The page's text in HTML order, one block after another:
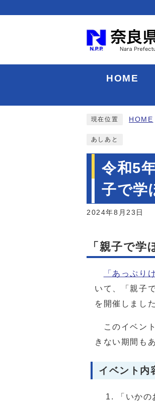
HOME
現在位置 HOME
あしあと
令和5
子で学
2024年8月23日
「親子で学
「あっぷり
いて、「親子
を開催しました
このイベント
きない期間も
イベント内
「いか